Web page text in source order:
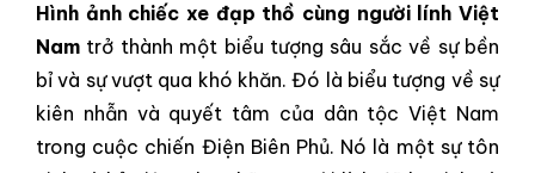
Hình ảnh chiếc xe đạp thồ cùng người lính Việt
Nam trở thành một biểu tượng sâu sắc về sự bền
bỉ và sự vượt qua khó khăn. Đó là biểu tượng về sự
kiên nhẫn và quyết tâm của dân tộc Việt Nam
trong cuộc chiến Điện Biên Phủ. Nó là một sự tôn